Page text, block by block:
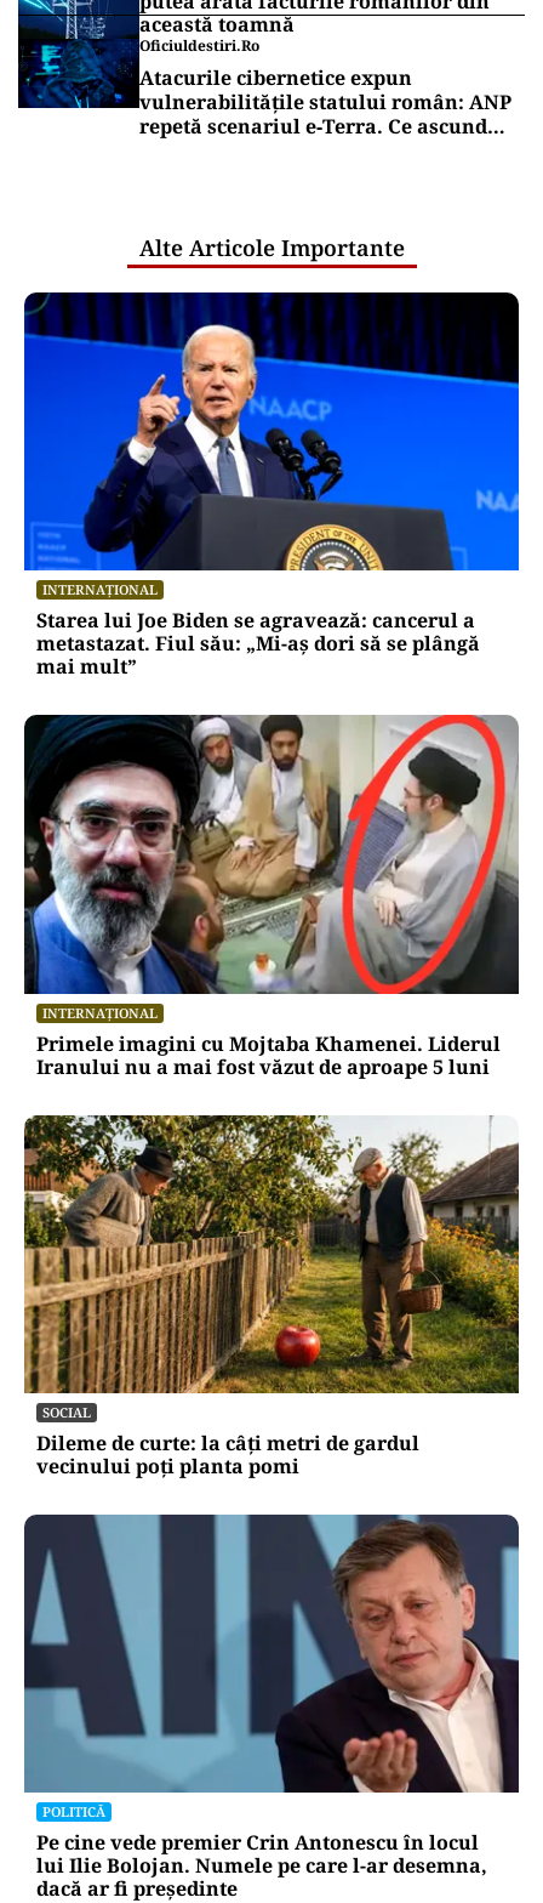
această toamnă
Oficiuldestiri.ro
Atacurile cibernetice expun
vulnerabilitățile statului român: ANP
repetă scenariul e‑Terra. Ce ascund
Alte Articole Importante
INTERNAȚIONAL
Starea lui Joe Biden se agravează: cancerul a
metastazat. Fiul său: „Mi-aș dori să se plângă
mai mult”
INTERNAȚIONAL
Primele imagini cu Mojtaba Khamenei. Liderul
Iranului nu a mai fost văzut de aproape 5 luni
SOCIAL
Dileme de curte: la câți metri de gardul
vecinului poți planta pomi
POLITICĂ
Pe cine vede premier Crin Antonescu în locul
lui Ilie Bolojan. Numele pe care l-ar desemna,
dacă ar fi președinte